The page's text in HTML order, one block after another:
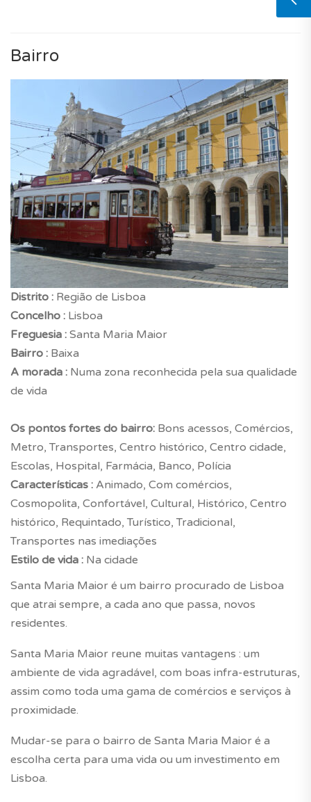
Bairro
Distrito : Região de Lisboa
Concelho : Lisboa
Freguesia : Santa Maria Maior
Bairro : Baixa
A morada : Numa zona reconhecida pela sua qualidade
de vida
Os pontos fortes do bairro: Bons acessos, Comércios,
Metro, Transportes, Centro histórico, Centro cidade,
Escolas, Hospital, Farmácia, Banco, Polícia
Características : Animado, Com comércios,
Cosmopolita, Confortável, Cultural, Histórico, Centro
histórico, Requintado, Turístico, Tradicional,
Transportes nas imediações
Estilo de vida : Na cidade
Santa Maria Maior é um bairro procurado de Lisboa
que atrai sempre, a cada ano que passa, novos
residentes.
Santa Maria Maior reune muitas vantagens : um
ambiente de vida agradável, com boas infra-estruturas,
assim como toda uma gama de comércios e serviços à
proximidade.
Mudar-se para o bairro de Santa Maria Maior é a
escolha certa para uma vida ou um investimento em
Lisboa.